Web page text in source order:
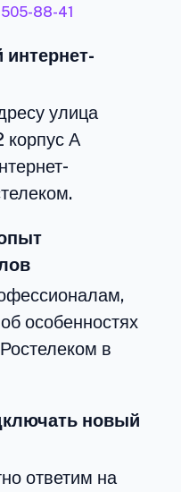
88-41
улица
корпус А
особенностях
в
новый
ответим на